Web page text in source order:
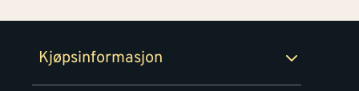
Kjøpsinformasjon
Retur- og angrerettsskjema
Personvern